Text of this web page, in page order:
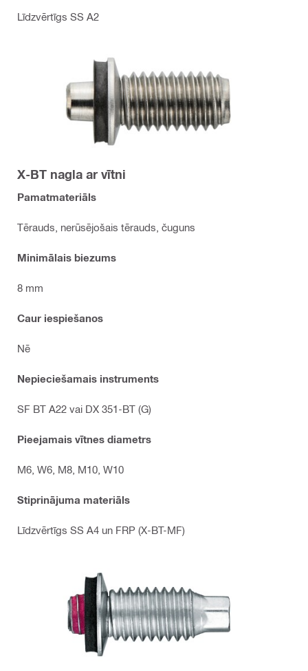
Līdzvērtīgs SS A2
X-BT nagla ar vītni
Pamatmateriāls
Tērauds, nerūsējošais tērauds, čuguns
Minimālais biezums
8 mm
Caur iespiešanos
Nē
Nepieciešamais instruments
SF BT A22 vai DX 351-BT (G)
Pieejamais vītnes diametrs
M6, W6, M8, M10, W10
Stiprinājuma materiāls
Līdzvērtīgs SS A4 un FRP (X-BT-MF)